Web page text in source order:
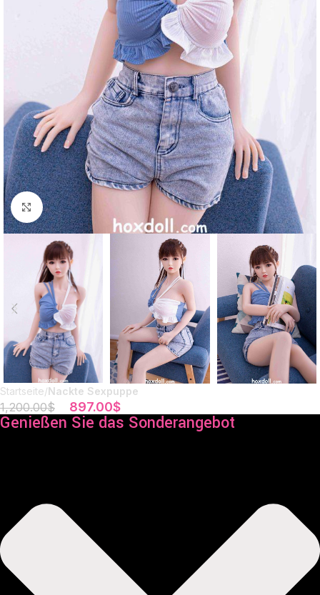
klicken um zu vergrößern
Startseite Nackte Sexpuppe
1,200.00$ 897.00$
Genießen Sie das Sonderangebot